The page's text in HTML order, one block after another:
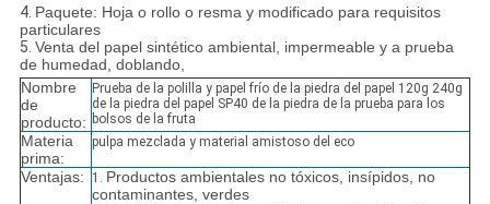
4. Paquete: Hoja o rollo o resma y modificado para requisitos
particulares
5. Venta del papel sintético ambiental, impermeable y a prueba
de humedad, doblando,
Nombre
de
producto:
Prueba de la polilla y papel frío de la piedra del papel 120g 240g
de la piedra del papel SP40 de la piedra de la prueba para los
bolsos de la fruta
Materia
prima:
pulpa mezclada y material amistoso del eco
Ventajas: 1. Productos ambientales no tóxicos, insípidos, no
contaminantes, verdes